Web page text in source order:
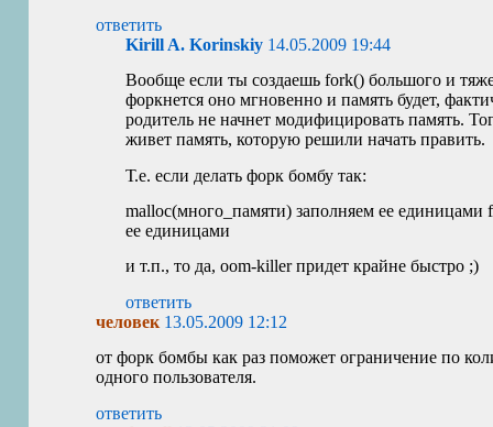
ответить
Kirill A. Korinskiy 14.05.2009 19:44
Вообще если ты создаешь fork() большого и
форкнется оно мгновенно и память будет,
родитель не начнет модифицировать память.
живет память, которую решили начать править.
Т.е. если делать форк бомбу так:
malloc(много_памяти) заполняем ее единицами
ее единицами
и т.п., то да, oom-killer придет крайне быстро ;)
ответить
человек 13.05.2009 12:12
от форк бомбы как раз поможет ограничение по
одного пользователя.
ответить